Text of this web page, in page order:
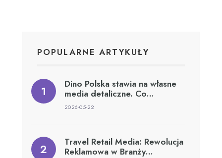
POPULARNE ARTYKUŁY
Dino Polska stawia na własne
media detaliczne. Co…
2026-05-22
Travel Retail Media: Rewolucja
Reklamowa w Branży…